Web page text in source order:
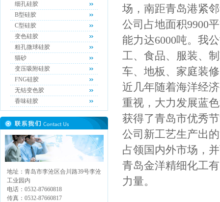
细孔硅胶
B型硅胶
C型硅胶
变色硅胶
粗孔微球硅胶
猫砂
变压吸附硅胶
FNG硅胶
无钴变色胶
香味硅胶
地址：青岛市李沧区合川路39号李沧
工业园内
电话：0532-87660818
传真：0532-87660817
场，南距青岛港紧
公司占地面积9900
能力达6000吨。我
工、食品、服装、
车、地板、家庭装
近几年随着海洋经
重视，大力发展蓝
获得了青岛市优秀
公司新工艺生产出
占领国内外市场，
青岛金洋精细化工
力量。